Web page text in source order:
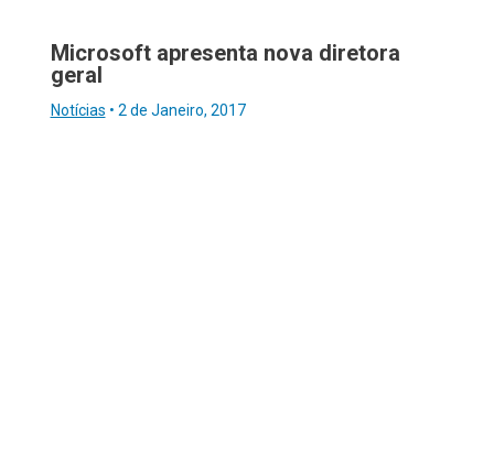
Microsoft apresenta nova diretora
geral
Notícias • 2 de Janeiro, 2017